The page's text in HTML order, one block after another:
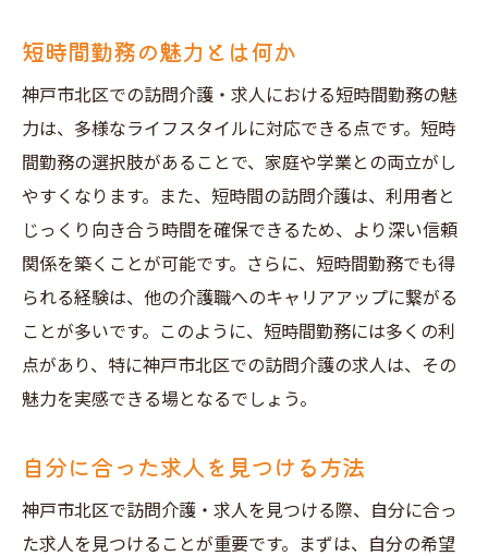
短時間勤務の魅力とは何か
神戸市北区での訪問介護・求人における短時間勤務の魅
力は、多様なライフスタイルに対応できる点です。短時
間勤務の選択肢があることで、家庭や学業との両立がし
やすくなります。また、短時間の訪問介護は、利用者と
じっくり向き合う時間を確保できるため、より深い信頼
関係を築くことが可能です。さらに、短時間勤務でも得
られる経験は、他の介護職へのキャリアアップに繋がる
ことが多いです。このように、短時間勤務には多くの利
点があり、特に神戸市北区での訪問介護の求人は、その
魅力を実感できる場となるでしょう。
自分に合った求人を見つける方法
神戸市北区で訪問介護・求人を見つける際、自分に合っ
た求人を見つけることが重要です。まずは、自分の希望